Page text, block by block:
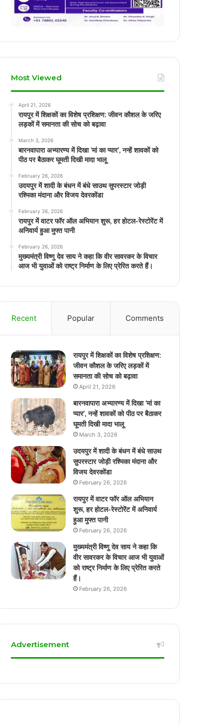
Most Viewed
April 21, 2026
रायपुर में शिक्षकों का विशेष प्रशिक्षण: जीवन कौशल के जरिए
लड़कों में समानता की सोच को बढ़ावा
March 3, 2026
बारनवापारा अभ्यारण्य में दिखा ‘मां का प्यार’, नन्हें शावकों को
पीठ पर बैठाकर घूमती दिखी मादा भालू
February 26, 2026
उदयपुर में शादी के बंधन में बंधे साउथ सुपरस्टार जोड़ी
रश्मिका मंदाना और विजय देवरकोंडा
February 26, 2026
रायपुर में वाटर फॉर ऑल अभियान शुरू, हर होटल-रेस्टोरेंट में
अनिवार्य हुआ मुफ्त पानी
February 26, 2026
मुख्यमंत्री विष्णु देव साय ने कहा कि वीर सावरकर के विचार
आज भी युवाओं को राष्ट्र निर्माण के लिए प्रेरित करते हैं।
Recent Popular Comments
रायपुर में शिक्षकों का विशेष प्रशिक्षण:
जीवन कौशल के जरिए लड़कों में
समानता की सोच को बढ़ावा
April 21, 2026
बारनवापारा अभ्यारण्य में दिखा ‘मां का
प्यार’, नन्हें शावकों को पीठ पर बैठाकर
घूमती दिखी मादा भालू
March 3, 2026
उदयपुर में शादी के बंधन में बंधे साउथ
सुपरस्टार जोड़ी रश्मिका मंदाना और
विजय देवरकोंडा
February 26, 2026
रायपुर में वाटर फॉर ऑल अभियान
शुरू, हर होटल-रेस्टोरेंट में अनिवार्य
हुआ मुफ्त पानी
February 26, 2026
मुख्यमंत्री विष्णु देव साय ने कहा कि
वीर सावरकर के विचार आज भी युवाओं
को राष्ट्र निर्माण के लिए प्रेरित करते
हैं।
February 26, 2026
Advertisement